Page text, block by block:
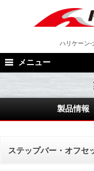
ハリケーン-
メニュー
製品情報
ステップバー・オフセ